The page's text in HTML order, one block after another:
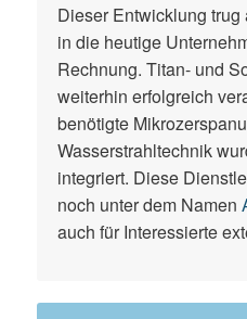
Dieser Entwicklung
in die heutige
Rechnung. Titan- und
weiterhin erfolgreich
benötigte
Wasserstrahltechnik
integriert. Diese
noch unter dem Namen
auch für Interessierte